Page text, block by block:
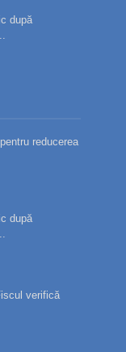
după
reducerea
după
verifică